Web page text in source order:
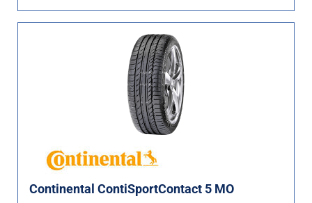
Continental ContiSportContact 5 MO